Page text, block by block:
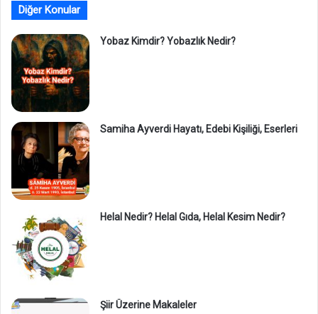
Diğer Konular
Yobaz Kimdir? Yobazlık Nedir?
Samiha Ayverdi Hayatı, Edebi Kişiliği, Eserleri
Helal Nedir? Helal Gıda, Helal Kesim Nedir?
Şiir Üzerine Makaleler